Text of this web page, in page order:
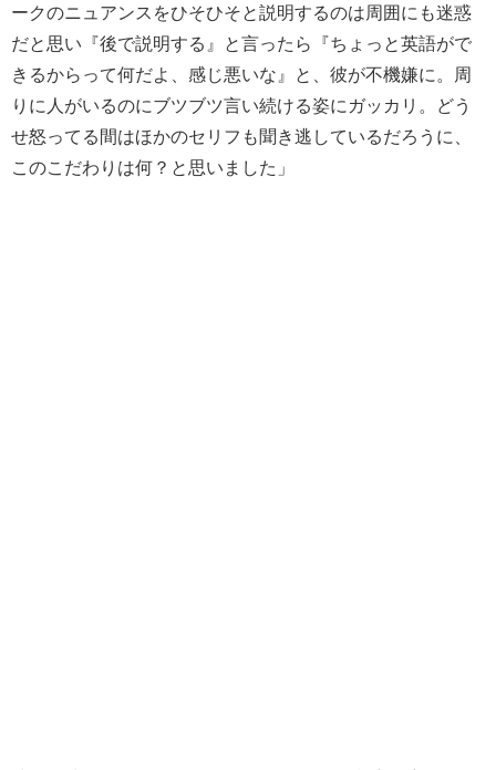
ークのニュアンスをひそひそと説明するのは周囲にも迷惑
だと思い『後で説明する』と言ったら『ちょっと英語がで
きるからって何だよ、感じ悪いな』と、彼が不機嫌に。周
りに人がいるのにブツブツ言い続ける姿にガッカリ。どう
せ怒ってる間はほかのセリフも聞き逃しているだろうに、
このこだわりは何？と思いました」